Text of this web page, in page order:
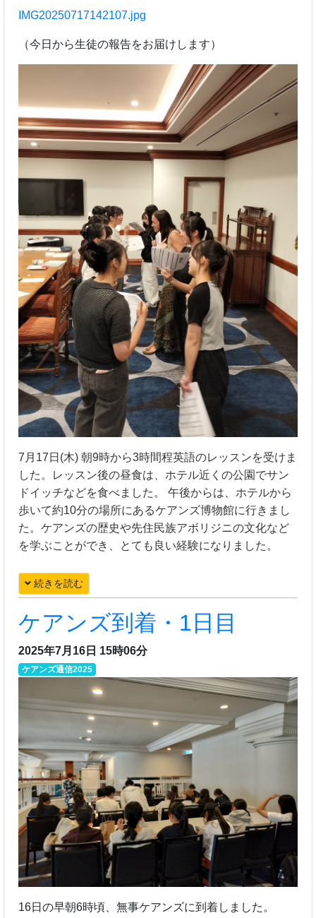
IMG20250717142107.jpg
（今日から生徒の報告をお届けします）
7月17日(木) 朝9時から3時間程英語のレッスンを受けま
した。レッスン後の昼食は、ホテル近くの公園でサン
ドイッチなどを食べました。 午後からは、ホテルから
歩いて約10分の場所にあるケアンズ博物館に行きまし
た。ケアンズの歴史や先住民族アボリジニの文化など
を学ぶことができ、とても良い経験になりました。
続きを読む
ケアンズ到着・1日目
2025年7月16日 15時06分
ケアンズ通信2025
16日の早朝6時頃、無事ケアンズに到着しました。